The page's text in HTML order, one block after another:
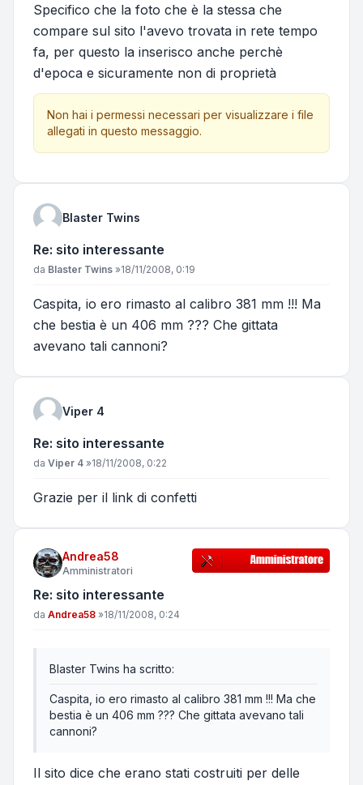
Specifico che la foto che è la stessa che
compare sul sito l'avevo trovata in rete tempo
fa, per questo la inserisco anche perchè
d'epoca e sicuramente non di proprietà
Non hai i permessi necessari per visualizzare i file
allegati in questo messaggio.
Blaster Twins
Re: sito interessante
Messaggio
da Blaster Twins »18/11/2008, 0:19
Caspita, io ero rimasto al calibro 381 mm !!! Ma
che bestia è un 406 mm ??? Che gittata
avevano tali cannoni?
Viper 4
Re: sito interessante
Messaggio
da Viper 4 »18/11/2008, 0:22
Grazie per il link di confetti
Andrea58
Amministratori
Re: sito interessante
Messaggio
da Andrea58 »18/11/2008, 0:24
Blaster Twins ha scritto:
Caspita, io ero rimasto al calibro 381 mm !!! Ma che
bestia è un 406 mm ??? Che gittata avevano tali
cannoni?
Il sito dice che erano stati costruiti per delle